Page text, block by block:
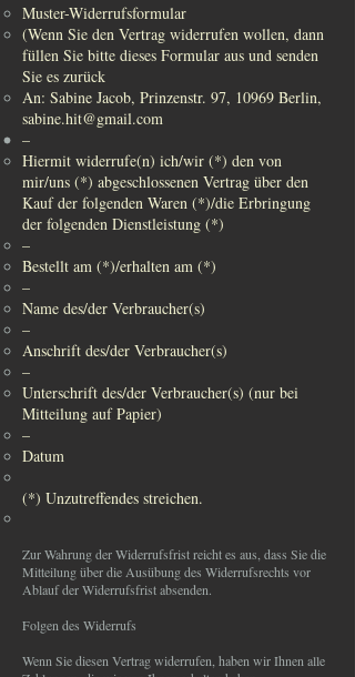
Muster-Widerrufsformular
(Wenn Sie den Vertrag widerrufen wollen, dann
füllen Sie bitte dieses Formular aus und senden
Sie es zurück
An: Sabine Jacob, Prinzenstr. 97, 10969 Berlin,
sabine.hit@gmail.com
–
Hiermit widerrufe(n) ich/wir (*) den von
mir/uns (*) abgeschlossenen Vertrag über den
Kauf der folgenden Waren (*)/die Erbringung
der folgenden Dienstleistung (*)
–
Bestellt am (*)/erhalten am (*)
–
Name des/der Verbraucher(s)
–
Anschrift des/der Verbraucher(s)
–
Unterschrift des/der Verbraucher(s) (nur bei
Mitteilung auf Papier)
–
Datum
(*) Unzutreffendes streichen.
Zur Wahrung der Widerrufsfrist reicht es aus, dass Sie die
Mitteilung über die Ausübung des Widerrufsrechts vor
Ablauf der Widerrufsfrist absenden.
Folgen des Widerrufs
Wenn Sie diesen Vertrag widerrufen, haben wir Ihnen alle